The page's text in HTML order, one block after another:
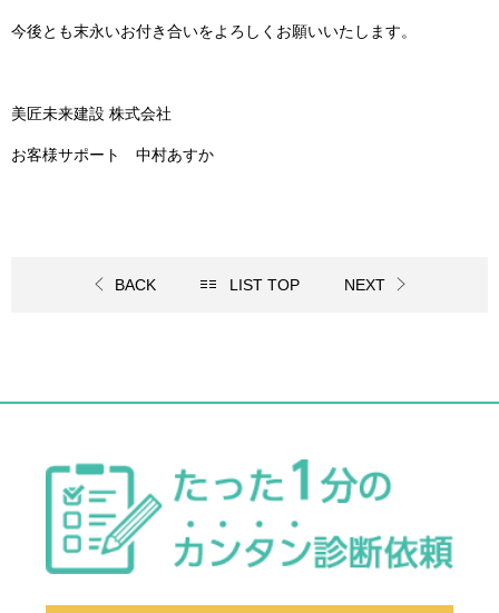
今後とも末永いお付き合いをよろしくお願いいたします。
美匠未来建設 株式会社
お客様サポート 中村あすか
BACK LIST TOP NEXT